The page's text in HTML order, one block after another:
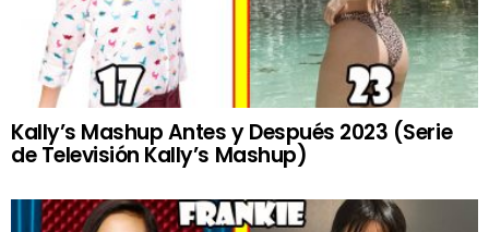
Kally’s Mashup Antes y Después 2023 (Serie
de Televisión Kally’s Mashup)